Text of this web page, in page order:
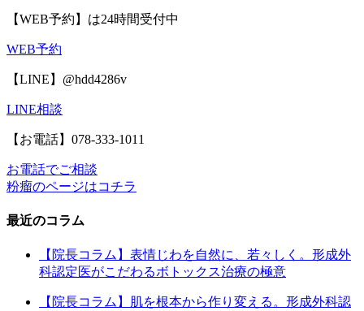
【WEB予約】は24時間受付中
WEB予約
【LINE】@hdd4286v
LINE相談
【お電話】078-333-1011
お電話でご相談
粉瘤のページはコチラ
最近のコラム
【院長コラム】表情じわを自然に、若々しく。形成外
科認定医がこだわるボトックス治療の極意
【院長コラム】肌を根本から作り変える。形成外科認